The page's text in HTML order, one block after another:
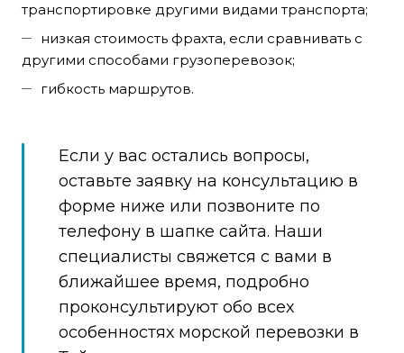
транспортировке другими видами транспорта;
низкая стоимость фрахта, если сравнивать с
другими способами грузоперевозок;
гибкость маршрутов.
Если у вас остались вопросы,
оставьте заявку на консультацию в
форме ниже или позвоните по
телефону в шапке сайта. Наши
специалисты свяжется с вами в
ближайшее время, подробно
проконсультируют обо всех
особенностях морской перевозки в